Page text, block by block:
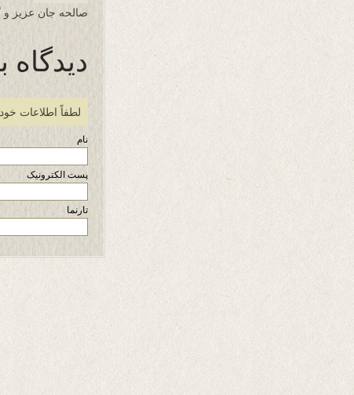
صالحه جان عزیز
دیدگاه
لطفاً اطلاعات
نام
پست الکترونیک
تارنما